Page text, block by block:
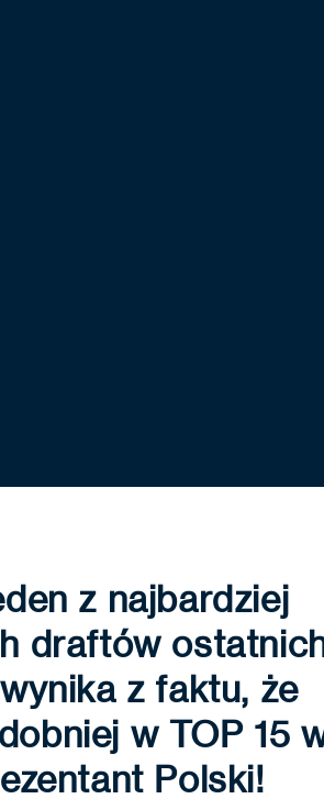
z najbardziej
draftów
z faktu, że
w TOP 15
Polski!